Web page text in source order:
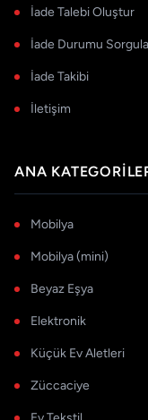
İade Talebi Oluştur
İade Durumu Sorgula
İade Takibi
İletişim
ANA
Mobilya
Mobilya (mini)
Beyaz Eşya
Elektronik
Küçük Ev Aletleri
Züccaciye